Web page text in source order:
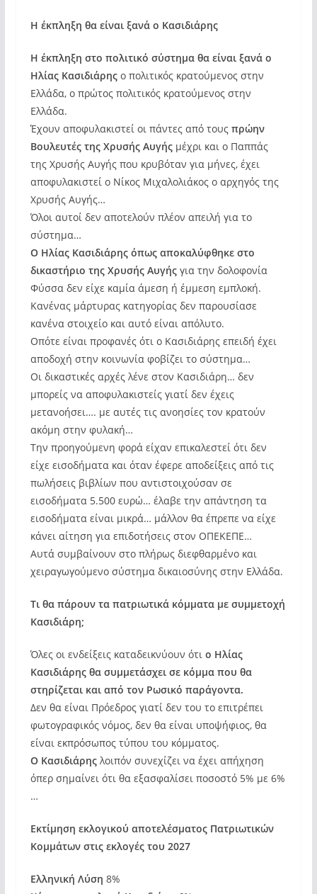
Η έκπληξη θα είναι ξανά ο Κασιδιάρης
Η έκπληξη στο πολιτικό σύστημα θα είναι ξανά ο
Ηλίας Κασιδιάρηςο πολιτικός κρατούμενος στην
Ελλάδα, ο πρώτος πολιτικός κρατούμενος στην
Ελλάδα.
Έχουν αποφυλακιστεί οι πάντες από τους πρώην
Βουλευτές της Χρυσής Αυγήςμέχρι και ο Παππάς
της Χρυσής Αυγής που κρυβόταν για μήνες, έχει
αποφυλακιστεί ο Νίκος Μιχαλολιάκος ο αρχηγός της
Χρυσής Αυγής…
Όλοι αυτοί δεν αποτελούν πλέον απειλή για το
σύστημα…
Ο Ηλίας Κασιδιάρης όπως αποκαλύφθηκε στο
δικαστήριο της Χρυσής Αυγήςγια την δολοφονία
Φύσσα δεν είχε καμία άμεση ή έμμεση εμπλοκή.
Κανένας μάρτυρας κατηγορίας δεν παρουσίασε
κανένα στοιχείο και αυτό είναι απόλυτο.
Οπότε είναι προφανές ότι ο Κασιδιάρης επειδή έχει
αποδοχή στην κοινωνία φοβίζει το σύστημα…
Οι δικαστικές αρχές λένε στον Κασιδιάρη… δεν
μπορείς να αποφυλακιστείς γιατί δεν έχεις
μετανοήσει…. με αυτές τις ανοησίες τον κρατούν
ακόμη στην φυλακή…
Την προηγούμενη φορά είχαν επικαλεστεί ότι δεν
είχε εισοδήματα και όταν έφερε αποδείξεις από τις
πωλήσεις βιβλίων που αντιστοιχούσαν σε
εισοδήματα 5.500 ευρώ… έλαβε την απάντηση τα
εισοδήματα είναι μικρά… μάλλον θα έπρεπε να είχε
κάνει αίτηση για επιδοτήσεις στον ΟΠΕΚΕΠΕ…
Αυτά συμβαίνουν στο πλήρως διεφθαρμένο και
χειραγωγούμενο σύστημα δικαιοσύνης στην Ελλάδα.
Τι θα πάρουν τα πατριωτικά κόμματα με συμμετοχή
Κασιδιάρη;
Όλες οι ενδείξεις καταδεικνύουν ότι ο Ηλίας
Κασιδιάρης θα συμμετάσχει σε κόμμα που θα
στηρίζεται και από τον Ρωσικό παράγοντα.
Δεν θα είναι Πρόεδρος γιατί δεν του το επιτρέπει
φωτογραφικός νόμος, δεν θα είναι υποψήφιος, θα
είναι εκπρόσωπος τύπου του κόμματος.
Ο Κασιδιάρηςλοιπόν συνεχίζει να έχει απήχηση
όπερ σημαίνει ότι θα εξασφαλίσει ποσοστό 5% με 6%
…
Εκτίμηση εκλογικού αποτελέσματος Πατριωτικών
Κομμάτων στις εκλογές του 2027
Ελληνική Λύση 8%